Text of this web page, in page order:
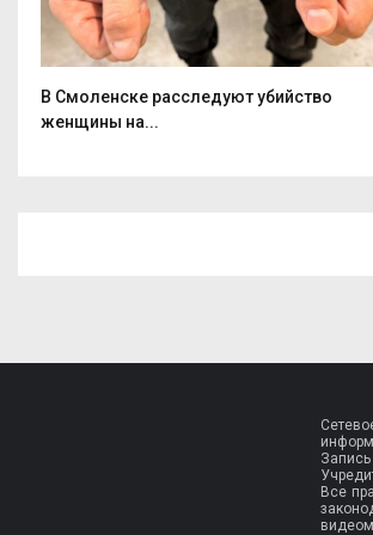
В Смоленске расследуют убийство
женщины на...
Все